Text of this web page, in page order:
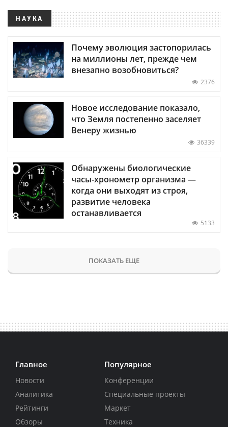
НАУКА
Почему эволюция застопорилась
на миллионы лет, прежде чем
внезапно возобновиться?
2376
Новое исследование показало,
что Земля постепенно заселяет
Венеру жизнью
36339
Обнаружены биологические
часы-хронометр организма —
когда они выходят из строя,
развитие человека
останавливается
5133
ПОКАЗАТЬ ЕЩЕ
Главное
Новости
Аналитика
Рейтинги
Обзоры
Популярное
Конференции
Специальные проекты
Маркет
Техника